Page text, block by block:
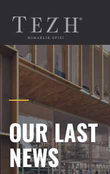
OUR LAST
NEWS